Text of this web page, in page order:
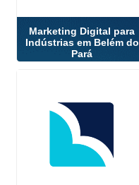
Marketing Digital para
Indústrias em Belém do
Pará